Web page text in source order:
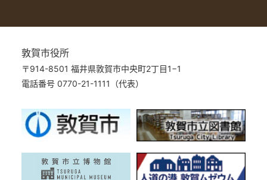
敦賀市役所
〒914-8501 福井県敦賀市中央町2丁目1−1
電話番号 0770-21-1111（代表）